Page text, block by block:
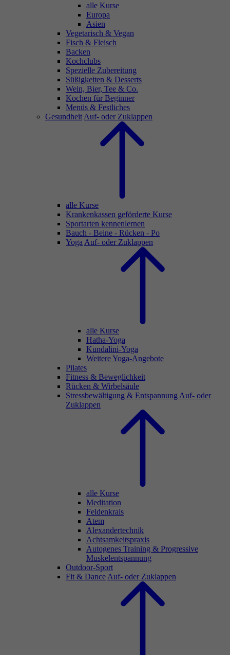
alle Kurse
Europa
Asien
Vegetarisch & Vegan
Fisch & Fleisch
Backen
Kochclubs
Spezielle Zubereitung
Süßigkeiten & Desserts
Wein, Bier, Tee & Co.
Kochen für Beginner
Menüs & Festliches
Gesundheit Auf- oder Zuklappen
alle Kurse
Krankenkassen geförderte Kurse
Sportarten kennenlernen
Bauch - Beine - Rücken - Po
Yoga Auf- oder Zuklappen
alle Kurse
Hatha-Yoga
Kundalini-Yoga
Weitere Yoga-Angebote
Pilates
Fitness & Beweglichkeit
Rücken & Wirbelsäule
Stressbewältigung & Entspannung Auf- oder
Zuklappen
alle Kurse
Meditation
Feldenkrais
Atem
Alexandertechnik
Achtsamkeitspraxis
Autogenes Training & Progressive
Muskelentspannung
Outdoor-Sport
Fit & Dance Auf- oder Zuklappen